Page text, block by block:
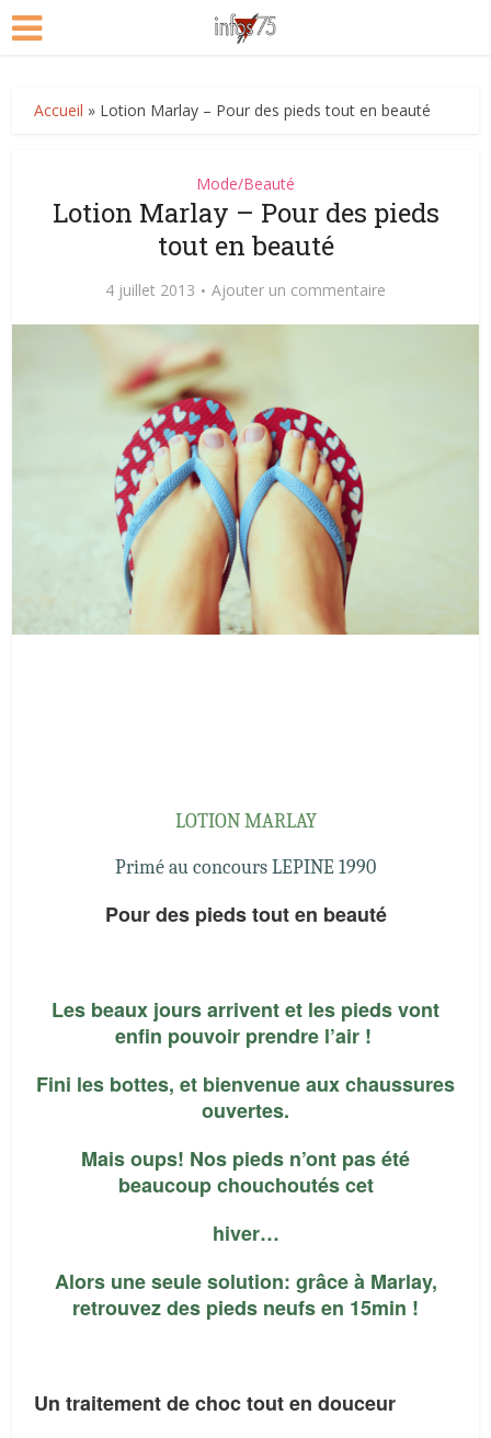
Accueil » Lotion Marlay – Pour des pieds tout en beauté
Mode/Beauté
Lotion Marlay – Pour des pieds
tout en beauté
4 juillet 2013 Ajouter un commentaire
LOTION MARLAY
Primé au concours LEPINE 1990
Pour des pieds tout en beauté
Les beaux jours arrivent et les pieds vont
enfin pouvoir prendre l’air !
Fini les bottes, et bienvenue aux chaussures
ouvertes.
Mais oups! Nos pieds n’ont pas été
beaucoup chouchoutés cet
hiver…
Alors une seule solution: grâce à Marlay,
retrouvez des pieds neufs en 15min !
Un traitement de choc tout en douceur